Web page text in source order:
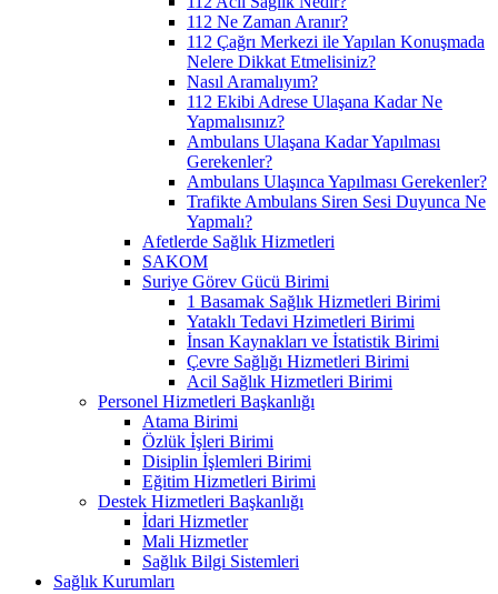
112 Ne Zaman Aranır?
112 Çağrı Merkezi ile Yapılan Konuşmada
Nelere Dikkat Etmelisiniz?
Nasıl Aramalıyım?
112 Ekibi Adrese Ulaşana Kadar Ne
Yapmalısınız?
Ambulans Ulaşana Kadar Yapılması
Gerekenler?
Ambulans Ulaşınca Yapılması Gerekenler?
Trafikte Ambulans Siren Sesi Duyunca Ne
Yapmalı?
Afetlerde Sağlık Hizmetleri
SAKOM
Suriye Görev Gücü Birimi
1 Basamak Sağlık Hizmetleri Birimi
Yataklı Tedavi Hzimetleri Birimi
İnsan Kaynakları ve İstatistik Birimi
Çevre Sağlığı Hizmetleri Birimi
Acil Sağlık Hizmetleri Birimi
Personel Hizmetleri Başkanlığı
Atama Birimi
Özlük İşleri Birimi
Disiplin İşlemleri Birimi
Eğitim Hizmetleri Birimi
Destek Hizmetleri Başkanlığı
İdari Hizmetler
Mali Hizmetler
Sağlık Bilgi Sistemleri
Sağlık Kurumları